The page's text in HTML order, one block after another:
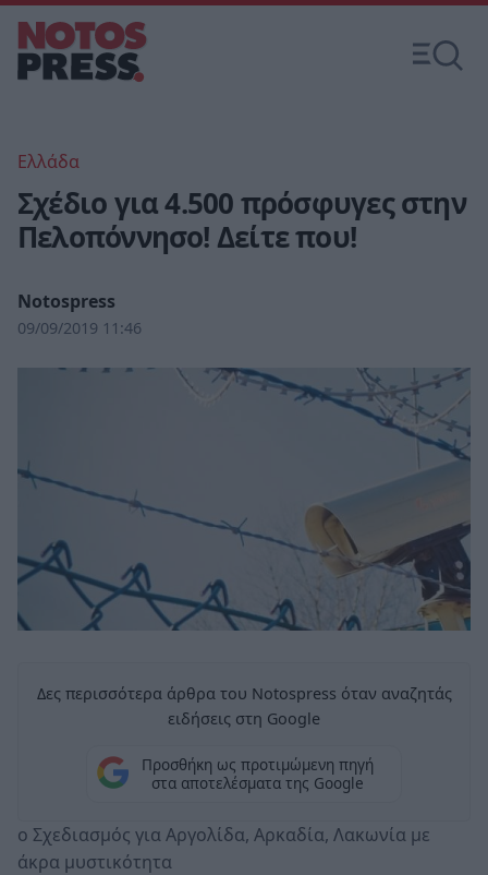
Ελλάδα
Σχέδιο για 4.500 πρόσφυγες στην
Πελοπόννησο! Δείτε που!
Notospress
09/09/2019 11:46
Δες περισσότερα άρθρα του Notospress όταν αναζητάς
ειδήσεις στη Google
Προσθήκη ως προτιμώμενη πηγή
στα αποτελέσματα της Google
ο Σχεδιασμός για Αργολίδα, Αρκαδία, Λακωνία με
άκρα μυστικότητα